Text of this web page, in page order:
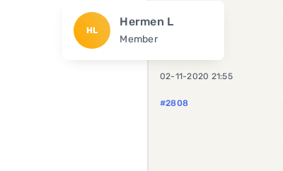
HL
Hermen L
Member
02-11-2020 21:55
#2808